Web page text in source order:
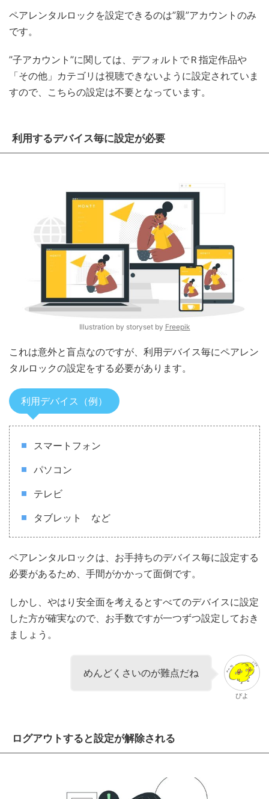
ペアレンタルロックを設定できるのは”親”アカウントのみ
です。
”子アカウント”に関しては、デフォルトでＲ指定作品や
「その他」カテゴリは視聴できないように設定されていま
すので、こちらの設定は不要となっています。
利用するデバイス毎に設定が必要
Illustration by storyset by Freepik
これは意外と盲点なのですが、利用デバイス毎にペアレン
タルロックの設定をする必要があります。
利用デバイス（例）
スマートフォン
パソコン
テレビ
タブレット など
ペアレンタルロックは、お手持ちのデバイス毎に設定する
必要があるため、手間がかかって面倒です。
しかし、やはり安全面を考えるとすべてのデバイスに設定
した方が確実なので、お手数ですが一つずつ設定しておき
ましょう。
めんどくさいのが難点だね
ぴよ
ログアウトすると設定が解除される